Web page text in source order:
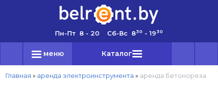
Пн-Пт 8 - 20 Сб-Вс 830 - 1930
меню Каталог
Главная » аренда электроинструмента » аренда бетонореза